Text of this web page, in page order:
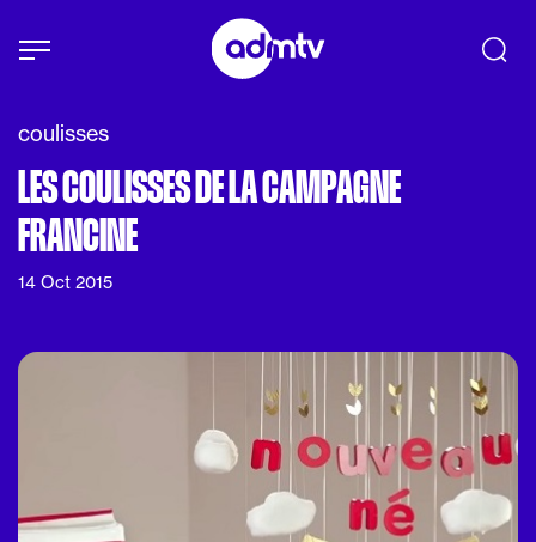
Aller au contenu principal
coulisses
LES COULISSES DE LA CAMPAGNE
FRANCINE
14 Oct 2015
Panneau de gestion des cookies